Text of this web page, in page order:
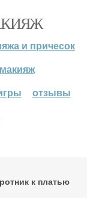
и причесок
отзывы
к платью